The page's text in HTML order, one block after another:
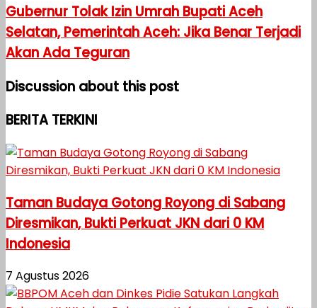
Gubernur Tolak Izin Umrah Bupati Aceh
Selatan, Pemerintah Aceh: Jika Benar Terjadi
Akan Ada Teguran
Discussion about this post
BERITA TERKINI
Taman Budaya Gotong Royong di Sabang
Diresmikan, Bukti Perkuat JKN dari 0 KM
Indonesia
7 Agustus 2026